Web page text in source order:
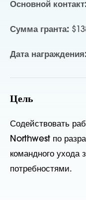
Основной
Сумма гранта:
Дата
Цель
Содействовать
Northwest по
командного ухода
потребностями.